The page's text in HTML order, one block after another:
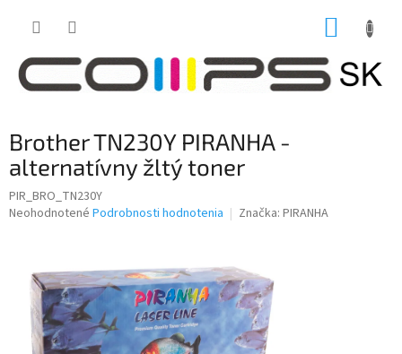
Brother TN230Y PIRANHA -
alternatívny žltý toner
PIR_BRO_TN230Y
Priemerné
hviezdičiek.
Neohodnotené Podrobnosti hodnotenia Značka: PIRANHA